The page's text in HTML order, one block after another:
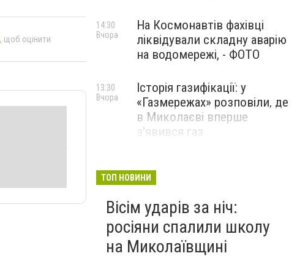
, щоб оцінити
На Космонавтів фахівці
ліквідували складну аварію
на водомережі, - ФОТО
14:30
Вчора
Історія газифікації: у
«Газмережах» розповіли, де
в Миколаєві вперше
з'явився газ
13:30
Вчора
Миколаєві 2026: шукаємо
перезавантаження
ПАРТНЕРСЬКИЙ СПЕЦПРОЄКТ
Вчора
ТОП НОВИНИ
Вісім ударів за ніч:
росіяни спалили школу
на Миколаївщині